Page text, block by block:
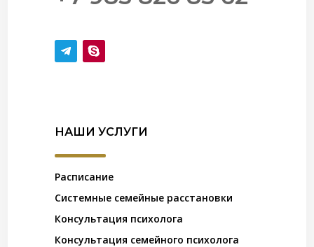
НАШИ УСЛУГИ
Расписание
Системные семейные расстановки
Консультация психолога
Консультация семейного психолога